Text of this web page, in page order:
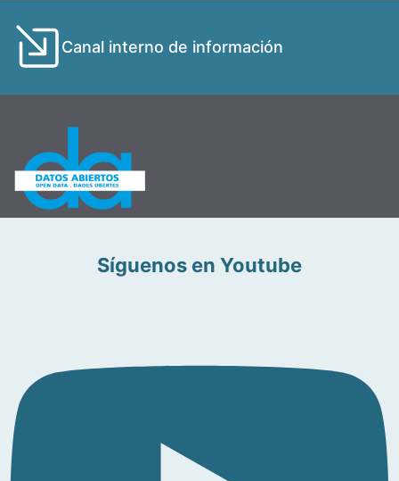
Canal interno de información
Síguenos en Youtube